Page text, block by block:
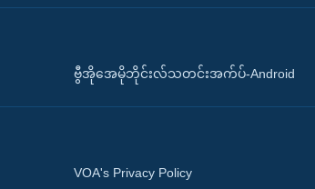
ဗွီအိုအေမိုဘိုင်းလ်သတင်းအက်ပ်-Android
VOA's Privacy Policy